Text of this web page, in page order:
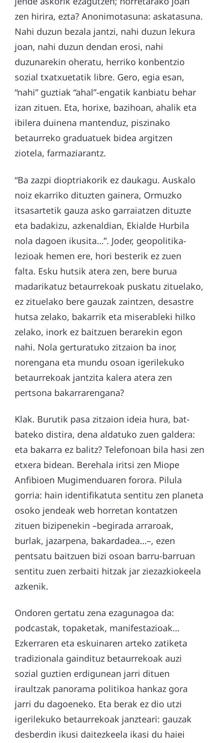
zen hirira, ezta? Anonimotasuna: askatasuna.
Nahi duzun bezala jantzi, nahi duzun lekura
joan, nahi duzun dendan erosi, nahi
duzunarekin oheratu, herriko konbentzio
sozial txatxuetatik libre. Gero, egia esan,
“nahi” guztiak “ahal”-engatik kanbiatu behar
izan zituen. Eta, horixe, bazihoan, ahalik eta
ibilera duinena mantenduz, piszinako
betaurreko graduatuek bidea argitzen
ziotela, farmaziarantz.
“Ba zazpi dioptriakorik ez daukagu. Auskalo
noiz ekarriko dituzten gainera, Ormuzko
itsasartetik gauza asko garraiatzen dituzte
eta badakizu, azkenaldian, Ekialde Hurbila
nola dagoen ikusita…”. Joder, geopolitika-
lezioak hemen ere, hori besterik ez zuen
falta. Esku hutsik atera zen, bere burua
madarikatuz betaurrekoak puskatu zituelako,
ez zituelako bere gauzak zaintzen, desastre
hutsa zelako, bakarrik eta miserableki hilko
zelako, inork ez baitzuen berarekin egon
nahi. Nola gerturatuko zitzaion ba inor,
norengana eta mundu osoan igerilekuko
betaurrekoak jantzita kalera atera zen
pertsona bakarrarengana?
Klak. Burutik pasa zitzaion ideia hura, bat-
bateko distira, dena aldatuko zuen galdera:
eta bakarra ez balitz? Telefonoan bila hasi zen
etxera bidean. Berehala iritsi zen Miope
Anfibioen Mugimenduaren forora. Pilula
gorria: hain identifikatuta sentitu zen planeta
osoko jendeak web horretan kontatzen
zituen bizipenekin –begirada arraroak,
burlak, jazarpena, bakardadea…–, ezen
pentsatu baitzuen bizi osoan barru-barruan
sentitu zuen zerbaiti hitzak jar ziezazkiokeela
azkenik.
Ondoren gertatu zena ezagunagoa da:
podcastak, topaketak, manifestazioak…
Ezkerraren eta eskuinaren arteko zatiketa
tradizionala gaindituz betaurrekoak auzi
sozial guztien erdigunean jarri dituen
iraultzak panorama politikoa hankaz gora
jarri du dagoeneko. Eta berak ez dio utzi
igerilekuko betaurrekoak janzteari: gauzak
desberdin ikusi daitezkeela ikasi du haiei